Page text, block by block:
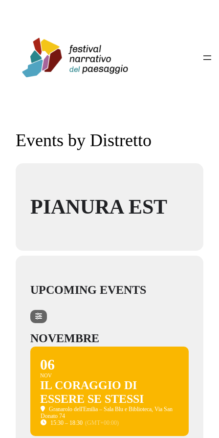
Events by Distretto
PIANURA EST
UPCOMING EVENTS
NOVEMBRE
06
NOV
IL CORAGGIO DI
ESSERE SE STESSI
Granarolo dell'Emilia – Sala Blu e Biblioteca, Via San
Donato 74
15:30 – 18:30 (GMT+00:00)